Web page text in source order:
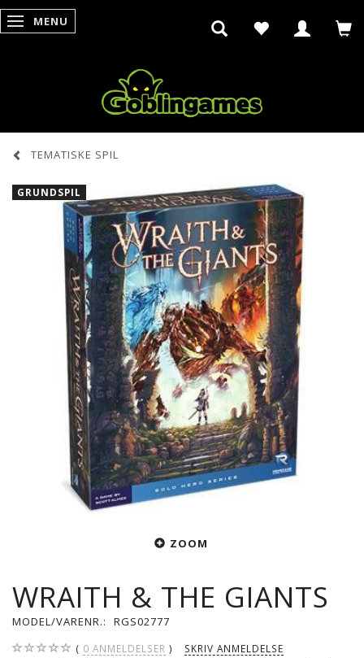
SKIFTE NAVIGATION
MENU
TEMATISKE SPIL
GRUNDSPIL
ZOOM
WRAITH & THE GIANTS
MODEL/VARENR.: RGS02777
0 ANMELDELSER SKRIV ANMELDELSE